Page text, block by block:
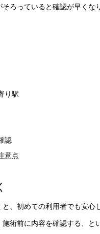
ろっていると確認が早く
り駅
認
意点
、初めての利用者でも安
術前に内容を確認する、と